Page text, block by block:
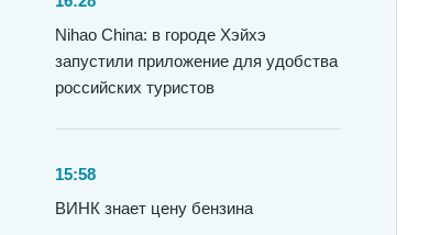
Nihao China: в городе Хэйхэ
запустили приложение для удобства
российских туристов
15:58
ВИНК знает цену бензина